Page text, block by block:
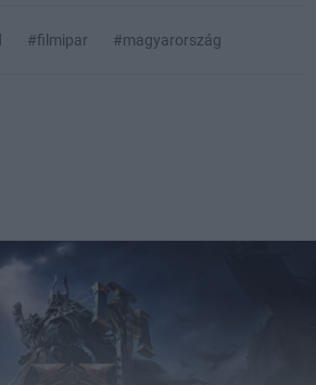
#filmipar #magyarország